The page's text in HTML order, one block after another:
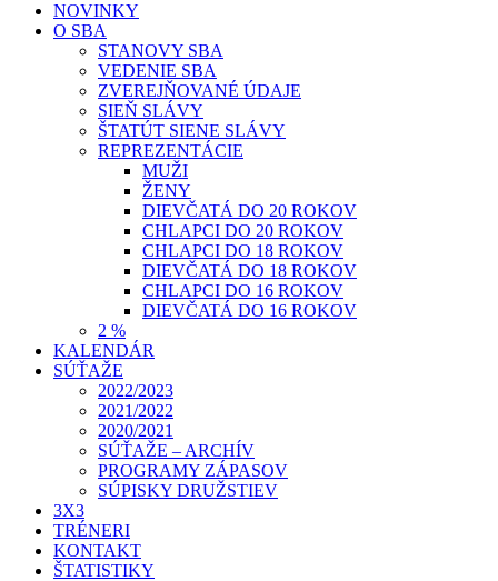
NOVINKY
O SBA
STANOVY SBA
VEDENIE SBA
ZVEREJŇOVANÉ ÚDAJE
SIEŇ SLÁVY
ŠTATÚT SIENE SLÁVY
REPREZENTÁCIE
MUŽI
ŽENY
DIEVČATÁ DO 20 ROKOV
CHLAPCI DO 20 ROKOV
CHLAPCI DO 18 ROKOV
DIEVČATÁ DO 18 ROKOV
CHLAPCI DO 16 ROKOV
DIEVČATÁ DO 16 ROKOV
2 %
KALENDÁR
SÚŤAŽE
2022/2023
2021/2022
2020/2021
SÚŤAŽE – ARCHÍV
PROGRAMY ZÁPASOV
SÚPISKY DRUŽSTIEV
3X3
TRÉNERI
KONTAKT
ŠTATISTIKY